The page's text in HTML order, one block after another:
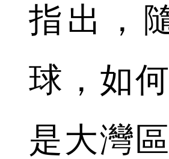
指出，
球，如
是大灣